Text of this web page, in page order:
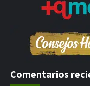
Comentarios